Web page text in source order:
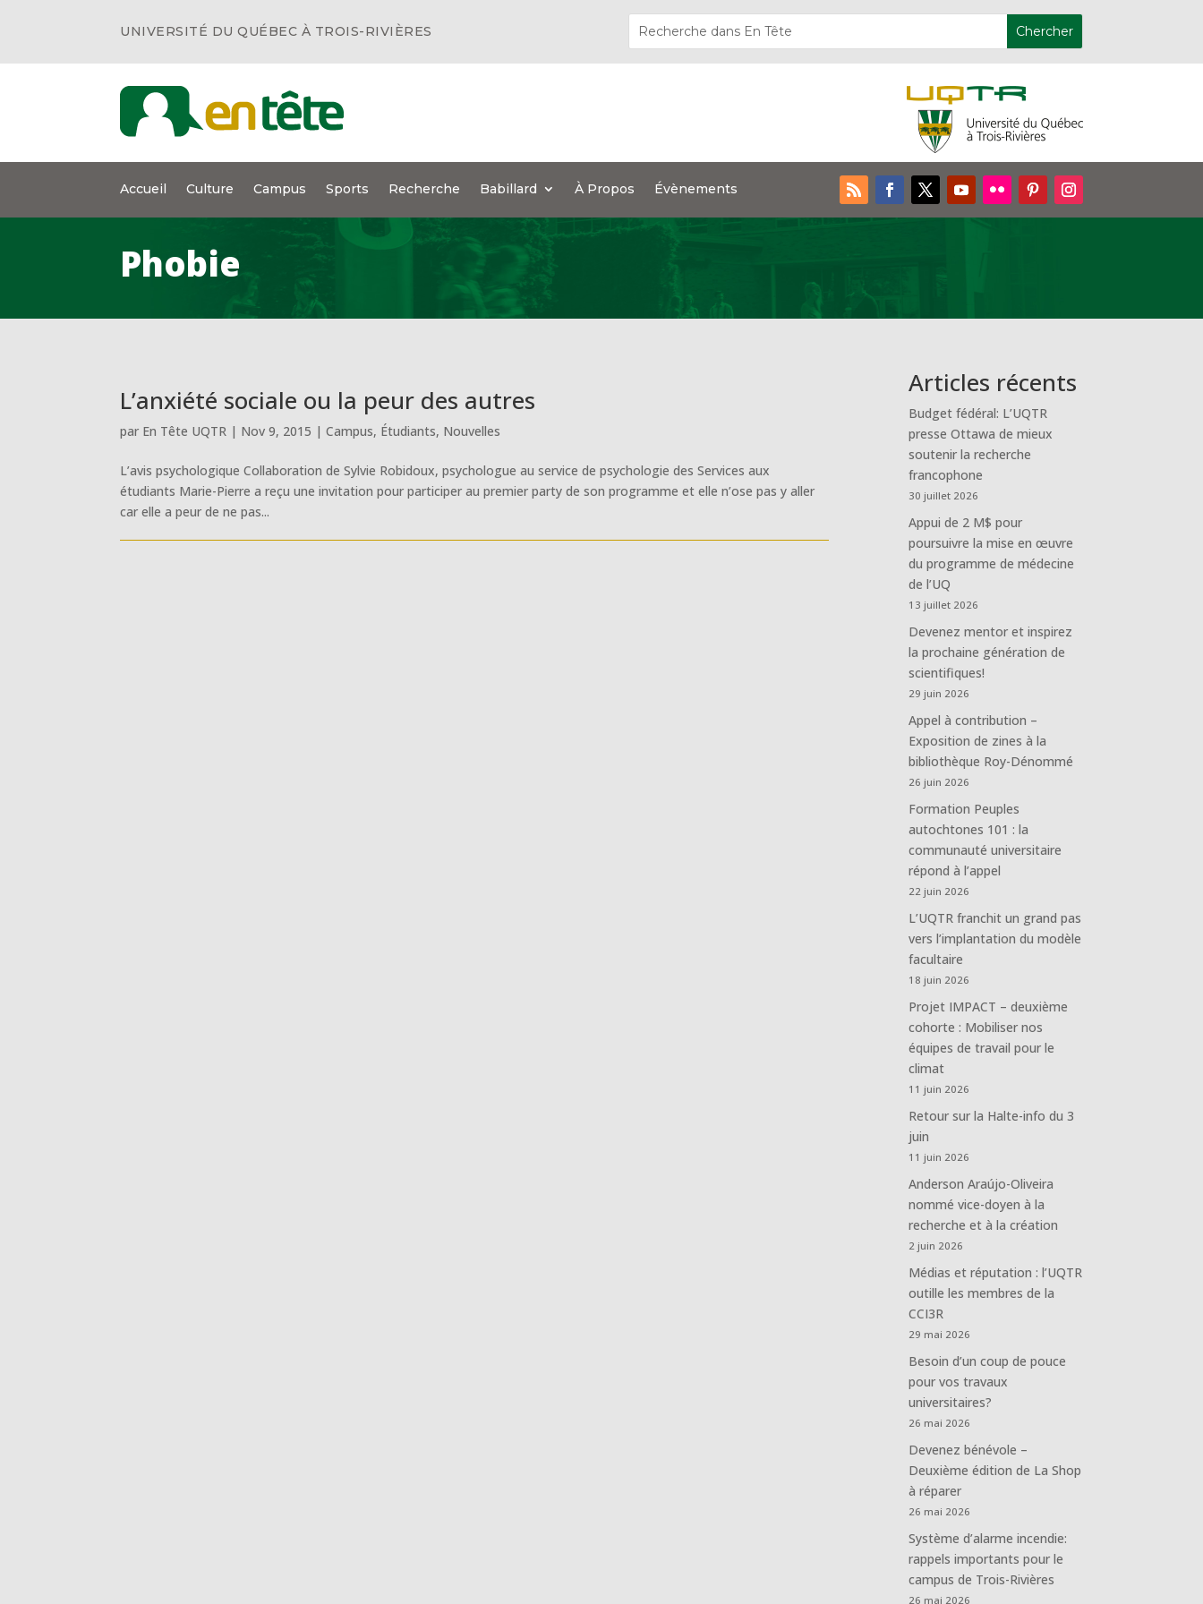
UNIVERSITÉ DU QUÉBEC À TROIS-RIVIÈRES
Accueil Culture Campus Sports Recherche Babillard À Propos Évènements
Phobie
L’anxiété sociale ou la peur des autres
par En Tête UQTR | Nov 9, 2015 |Campus, Étudiants, Nouvelles
L’avis psychologique Collaboration de Sylvie Robidoux, psychologue au service de psychologie des Services aux
étudiants Marie-Pierre a reçu une invitation pour participer au premier party de son programme et elle n’ose pas y aller
car elle a peur de ne pas...
Articles récents
Budget fédéral: L’UQTR
presse Ottawa de mieux
soutenir la recherche
francophone
30 juillet 2026
Appui de 2 M$ pour
poursuivre la mise en œuvre
du programme de médecine
de l’UQ
13 juillet 2026
Devenez mentor et inspirez
la prochaine génération de
scientifiques!
29 juin 2026
Appel à contribution –
Exposition de zines à la
bibliothèque Roy-Dénommé
26 juin 2026
Formation Peuples
autochtones 101 : la
communauté universitaire
répond à l’appel
22 juin 2026
L’UQTR franchit un grand pas
vers l’implantation du modèle
facultaire
18 juin 2026
Projet IMPACT – deuxième
cohorte : Mobiliser nos
équipes de travail pour le
climat
11 juin 2026
Retour sur la Halte-info du 3
juin
11 juin 2026
Anderson Araújo-Oliveira
nommé vice-doyen à la
recherche et à la création
2 juin 2026
Médias et réputation : l’UQTR
outille les membres de la
CCI3R
29 mai 2026
Besoin d’un coup de pouce
pour vos travaux
universitaires?
26 mai 2026
Devenez bénévole –
Deuxième édition de La Shop
à réparer
26 mai 2026
Système d’alarme incendie:
rappels importants pour le
campus de Trois-Rivières
26 mai 2026